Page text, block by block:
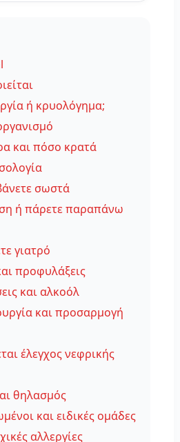
ή κρυολόγημα;
και πόσο κρατά
σωστά
ή πάρετε παραπάνω
γιατρό
προφυλάξεις
και αλκοόλ
και προσαρμογή
έλεγχος νεφρικής
θηλασμός
και ειδικές ομάδες
αλλεργίες